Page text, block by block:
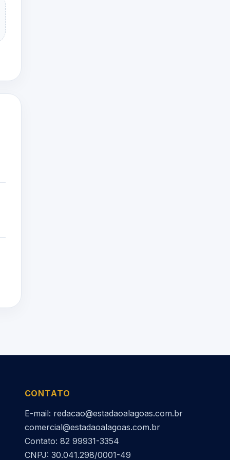
CONTATO
E-mail: redacao@estadaoalagoas.com.br
comercial@estadaoalagoas.com.br
Contato: 82 99931-3354
CNPJ: 30.041.298/0001-49